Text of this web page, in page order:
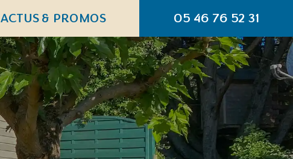
ACTUS & PROMOS 05 46 76 52 31